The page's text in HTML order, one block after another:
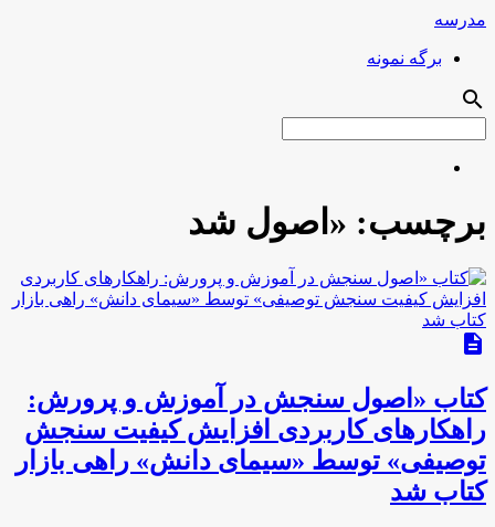
مدرسه
برگه نمونه
search
برچسب: «اصول شد
description
کتاب «اصول سنجش در آموزش و پرورش:
راهکارهای کاربردی افزایش کیفیت سنجش
توصیفی» توسط «سیمای دانش» راهی بازار
کتاب شد